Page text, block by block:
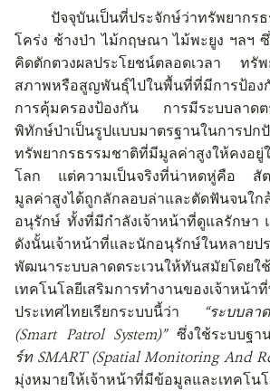
ปัจจุบันเป็นที่ประจักษ์ว่าทรัพยาก
โคร่ง ช้างป่า ไม้กฤษณา ไม้พะยูง ฯลฯ
คิดตักตวงผลประโยชน์ตลอดเวลา ทรัพ
สภาพหรือสูญพันธุ์ไปในพื้นที่ที่มีการป้อ
การคุ้มครองป้องกัน การมีระบบลาดต
พิทักษ์ป่าเป็นรูปแบบมาตรฐานในการปก
ทรัพยากรธรรมชาติที่มีมูลค่าสูงให้คงอ
โลก แต่ความเป็นจริงที่น่าหดหู่คือ สั
มูลค่าสูงได้ถูกลักลอบล่าและตัดฟันจนใ
อนุรักษ์ ทั้งที่มีกำลังเจ้าหน้าที่ดูแลรักษา
ดังนั้นเจ้าหน้าที่และนักอนุรักษ์ในหลายป
พัฒนาระบบลาดตระเวนให้ทันสมัยโดยใ
เทคโนโลยีเสริมการทำงานของเจ้าห
ประเทศไทยเรียกระบบนี้ว่า
“ระบบลา
(Smart Patrol System)” ซึ่งใช้ระบบฐ
ร์ท SMART (Spatial Monitoring And
มุ่งหมายให้เจ้าหน้าที่มีข้อมูลและเทคโน